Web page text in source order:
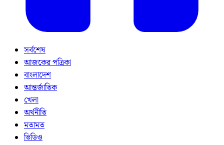
সর্বশেষ
আজকের পত্রিকা
বাংলাদেশ
আন্তর্জাতিক
খেলা
অর্থনীতি
মতামত
ভিডিও